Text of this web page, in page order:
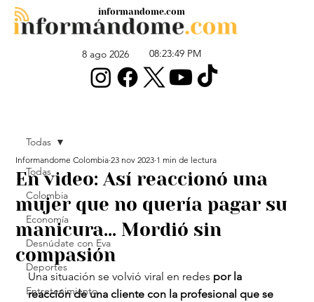
8 ago 2026 08:23:49 PM
informandome.com
Todas
Colombia
Economía
Desnúdate con Eva
Deportes
Entretenimiento
Todas
En video: Así reaccionó una
mujer que no quería pagar su
manicura… Mordió sin
compasión
Informandome Colombia 23 nov 2023 1 min de lectura
Una situación se volvió viral en redes por la
reacción de una cliente con la profesional que se